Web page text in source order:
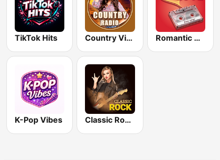
TikTok Hits Country Vibes Romantic Vibes
K-Pop Vibes Classic Rock Station